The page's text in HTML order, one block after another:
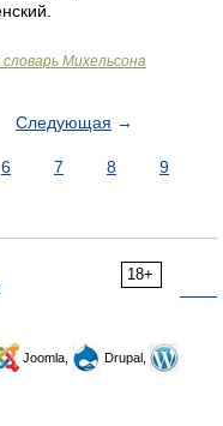
Михельсона
Следующая →
6 7 8
9
18+
Joomla,
Drupal,